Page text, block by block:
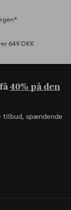
649 DKK
40% på den
tilbud, spændende